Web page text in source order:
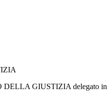
DELLA GIUSTIZIA delegato